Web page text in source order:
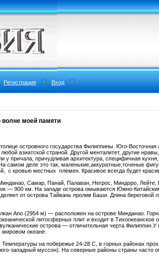
Регистрация Вход
моей памяти
островного государства Филиппины. Юго-Восточная
азиатской страной. Другой менталитет, другие нравы,
причала, причудливая архитектура, специфичная
деле это так, маленькие,аккуратные,точеные
с кровью местных племен. Красивое всегда будет
Самар, Панай, Палаван, Негрос, Миндоро, Лейте,
— 900 км. На западе острова омываются Южно-
от острова Тайвань пролив Баши. Длина береговой
Апо (2954 м) — расположен на острове Минданао.
литосферных плит и входит в Тихоокеанское
острова — отличительная черта Филиппин.У
океане.
на побережье 24-28 С, в горных районах
западный муссон). На северные районы страны часто